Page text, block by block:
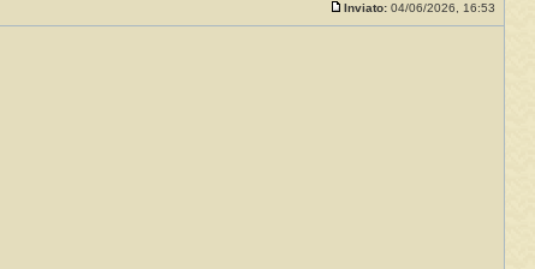
Inviato: 04/06/2026, 16:53